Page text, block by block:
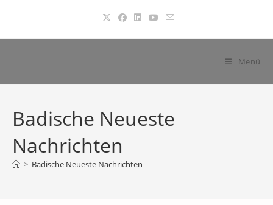
springen
Menü
Badische Neueste
Nachrichten
> Badische Neueste Nachrichten